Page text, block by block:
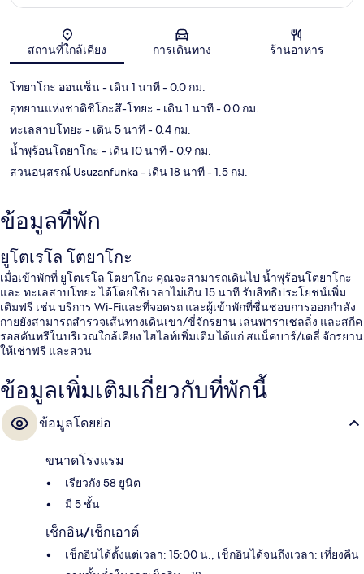
แผนที่
สถานที่ใกล้เคียง การเดินทาง ร้านอาหาร
โทยาโกะ ออนเซ็น- เดิน 1 นาที- 0.0 กม.
อุทยานแห่งชาติชิโกะสึ-โทยะ - เดิน 1 นาที- 0.0 กม.
ทะเลสาบโทยะ - เดิน 5 นาที- 0.4 กม.
น้ำพุร้อนโตยาโกะ - เดิน 10 นาที- 0.9 กม.
สวนอนุสรณ์ Usuzanfunka- เดิน 18 นาที- 1.5 กม.
ข้อมูลที่พัก
ยูโตเรโล โตยาโกะ
เมื่อเข้าพักที่ ยูโตเรโล โตยาโกะ คุณจะสามารถเดินไป น้ำพุร้อนโตยาโกะ
และ ทะเลสาบโทยะ ได้โดยใช้เวลาไม่เกิน 15 นาที รับสิทธิประโยชน์เพิ่ม
เติมฟรี เช่น บริการ Wi-Fiและที่จอดรถ และผู้เข้าพักที่ชื่นชอบการออกกำลัง
กายยังสามารถสำรวจเส้นทางเดินเขา/ขี่จักรยาน เล่นพาราเซลลิ่ง และสกีค
รอสคันทรีในบริเวณใกล้เคียง ไฮไลท์เพิ่มเติม ได้แก่ สแน็คบาร์/เดลี่ จักรยาน
ให้เช่าฟรี และสวน
ข้อมูลเพิ่มเติมเกี่ยวกับที่พักนี้
ข้อมูลโดยย่อ
ขนาดโรงแรม
เรียวกัง 58 ยูนิต
มี 5 ชั้น
เช็กอิน/เช็กเอาต์
เช็กอินได้ตั้งแต่เวลา: 15:00 น., เช็กอินได้จนถึงเวลา: เที่ยงคืน